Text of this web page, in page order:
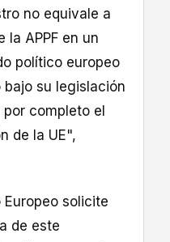
no equivale a
la APPF en un
político europeo
su legislación
completo el
de la UE",
Europeo solicite
de este